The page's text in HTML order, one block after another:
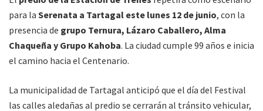
para la Serenata a Tartagal este lunes 12 de junio, con la
presencia de grupo Ternura, Lázaro Caballero, Alma
Chaqueña y Grupo Kahoba. La ciudad cumple 99 años e inicia
el camino hacia el Centenario.
La municipalidad de Tartagal anticipó que el día del Festival
las calles aledañas al predio se cerrarán al tránsito vehicular,